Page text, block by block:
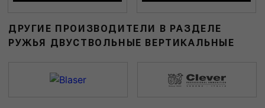
ДРУГИЕ ПРОИЗВОДИТЕЛИ В РАЗДЕЛЕ
РУЖЬЯ ДВУСТВОЛЬНЫЕ ВЕРТИКАЛЬНЫЕ